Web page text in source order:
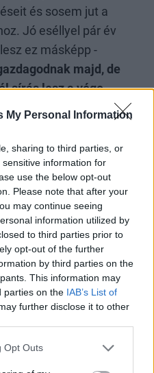
My Personal Information
sharing to third parties, or
information for
use the below opt-out
Please note that after your
may continue seeing
information utilized by
to third parties prior to
opt-out of the further
by third parties on the
This information may
parties on the IAB’s List of
further disclose it to other
Opt Outs
és sosem jut a
Jó eséllyel pár év
ez másképp -
majd, de
sírás lesz a vége.
vele: ha nem
van arra, hogy egy
pont jó időben ki tudunk
milliókat tudjunk
szerint az MLM-
90%-uk öt év alatt
a
megy csődbe 10 év
nemcsak a 270
és a sokszor 35 eurós
utána
az ismerőseinknek,